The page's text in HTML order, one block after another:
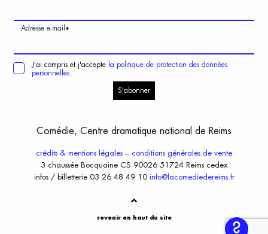
Adresse e-mail *
J'ai compris et j'accepte la politique de protection des données
personnelles.
S'abonner
Comédie, Centre dramatique national de Reims
crédits & mentions légales – conditions générales de vente
3 chaussée Bocquaine CS 90026 51724 Reims cedex
infos / billetterie 03 26 48 49 10 info@lacomediedereims.fr
revenir en haut du site